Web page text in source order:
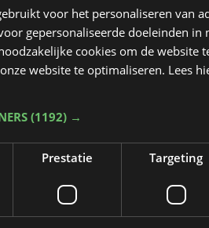
voor het personaliseren van
gepersonaliseerde doeleinden in
cookies om de website
website te optimaliseren. Lees
(1192) →
Prestatie Targeting